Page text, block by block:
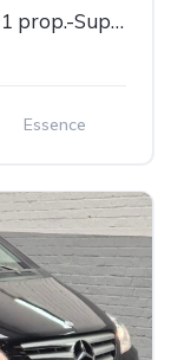
Vw Polo 1.0i Trendline- 09/2015 - 1 prop.-Super état-Garantie
Essence